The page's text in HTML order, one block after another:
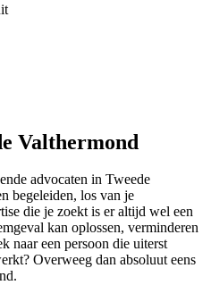
Valthermond
advocaten in Tweede
begeleiden, los van je
die je zoekt is er altijd wel een
kan oplossen, verminderen
naar een persoon die uiterst
Overweeg dan absoluut eens